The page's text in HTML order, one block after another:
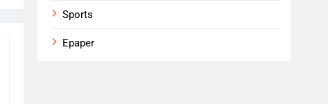
Sports
Epaper